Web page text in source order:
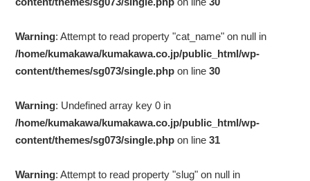
Warning: Attempt to read property "cat_name" on null in
/home/kumakawa/kumakawa.co.jp/public_html/wp-
content/themes/sg073/single.php on line30
Warning: Undefined array key 0 in
/home/kumakawa/kumakawa.co.jp/public_html/wp-
content/themes/sg073/single.php on line31
Warning: Attempt to read property "slug" on null in